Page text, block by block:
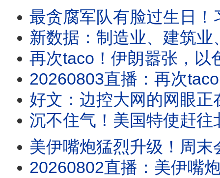
最贪腐军队有脸过生日
新数据：制造业、建筑
再次taco！伊朗嚣张，以
20260803直播：再次taco！伊朗嚣张，以色列沮丧，川普性格决定战争命运；新
好文：边控大网的网眼正
沉不住气！美国特使赶往
美伊嘴炮猛烈升级！周末会
20260802直播：美伊嘴炮猛烈升级！周末会大打吗？请注意川普人在哪儿？水池子